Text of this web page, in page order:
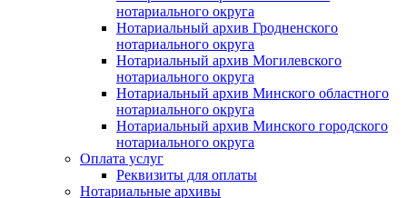
нотариального округа
Нотариальный архив Гродненского
нотариального округа
Нотариальный архив Могилевского
нотариального округа
Нотариальный архив Минского областного
нотариального округа
Нотариальный архив Минского городского
нотариального округа
Оплата услуг
Реквизиты для оплаты
Нотариальные архивы